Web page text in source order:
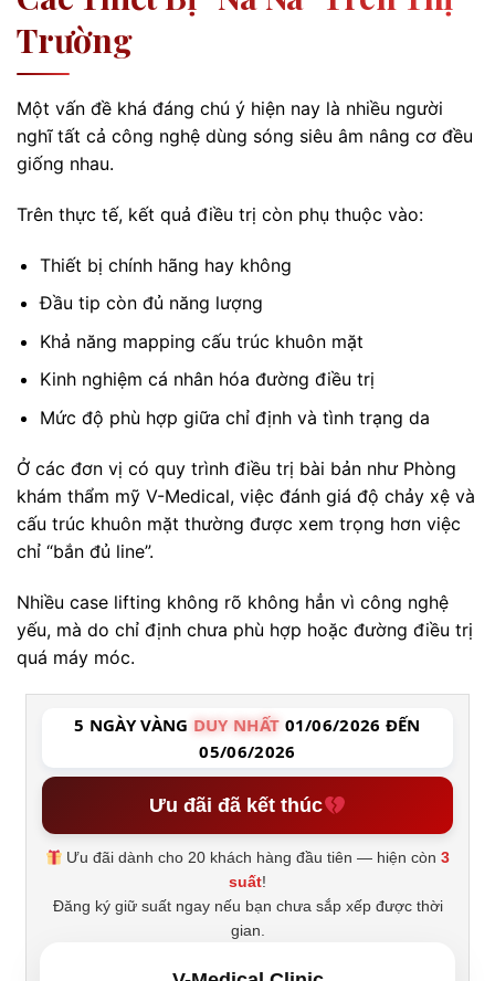
Trường
Một vấn đề khá đáng chú ý hiện nay là nhiều người
nghĩ tất cả công nghệ dùng sóng siêu âm nâng cơ đều
giống nhau.
Trên thực tế, kết quả điều trị còn phụ thuộc vào:
Thiết bị chính hãng hay không
Đầu tip còn đủ năng lượng
Khả năng mapping cấu trúc khuôn mặt
Kinh nghiệm cá nhân hóa đường điều trị
Mức độ phù hợp giữa chỉ định và tình trạng da
Ở các đơn vị có quy trình điều trị bài bản như Phòng
khám thẩm mỹ V-Medical, việc đánh giá độ chảy xệ và
cấu trúc khuôn mặt thường được xem trọng hơn việc
chỉ “bắn đủ line”.
Nhiều case lifting không rõ không hẳn vì công nghệ
yếu, mà do chỉ định chưa phù hợp hoặc đường điều trị
quá máy móc.
5 NGÀY VÀNG DUY NHẤT 01/06/2026 ĐẾN
05/06/2026
Ưu đãi đã kết thúc
Ưu đãi dành cho 20 khách hàng đầu tiên — hiện còn3
suất!
Đăng ký giữ suất ngay nếu bạn chưa sắp xếp được thời
gian.